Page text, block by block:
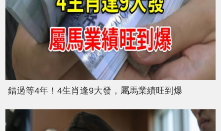
錯過等4年！4生肖逢9大發，屬馬業績旺到爆